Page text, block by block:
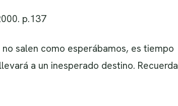
p.137
salen como esperábamos, es tiempo
a un inesperado destino. Recuerda